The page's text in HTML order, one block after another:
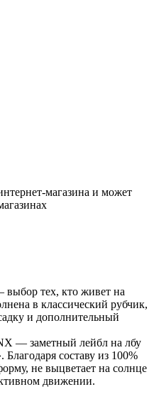
магазина и может
тех, кто живет на
в классический рубчик,
и дополнительный
— заметный лейбл на лбу
составу из 100%
не выцветает на солнце
движении.